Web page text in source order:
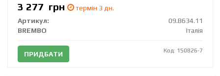
3 277 грн
термін 3 дн.
Артикул:
09.B634.11
BREMBO
Італія
ПРИДБАТИ Код: 150826-7